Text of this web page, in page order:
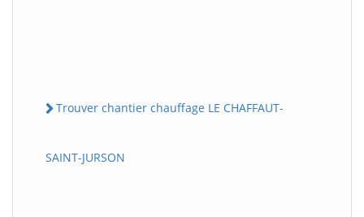
Trouver chantier chauffage LE CHAFFAUT-
SAINT-JURSON